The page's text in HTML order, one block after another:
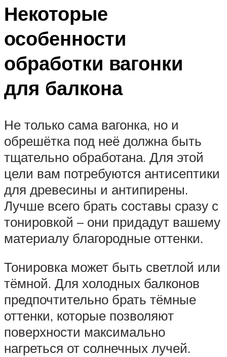
Некоторые
особенности
обработки вагонки
для балкона
Не только сама вагонка, но и
обрешётка под неё должна быть
тщательно обработана. Для этой
цели вам потребуются антисептики
для древесины и антипирены.
Лучше всего брать составы сразу с
тонировкой – они придадут вашему
материалу благородные оттенки.
Тонировка может быть светлой или
тёмной. Для холодных балконов
предпочтительно брать тёмные
оттенки, которые позволяют
поверхности максимально
нагреться от солнечных лучей.